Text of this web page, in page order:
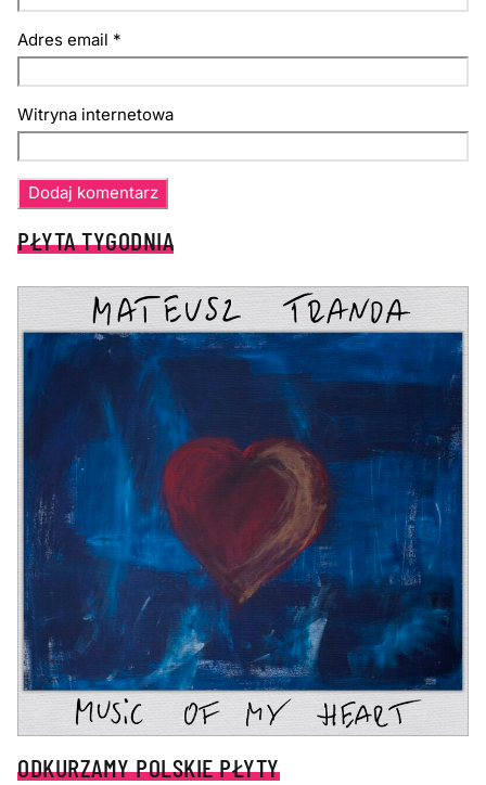
Adres email *
Witryna internetowa
PŁYTA TYGODNIA
ODKURZAMY POLSKIE PŁYTY